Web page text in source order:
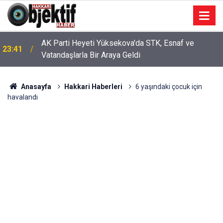
23:41
AK Parti Heyeti Yüksekova'da STK, Esnaf ve
Vatandaşlarla Bir Araya Geldi
Anasayfa Hakkari Haberleri
6 yaşındaki çocuk için
havalandı